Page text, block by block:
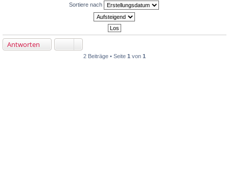
Sortiere nach
Antworten
2 Beiträge • Seite 1 von 1